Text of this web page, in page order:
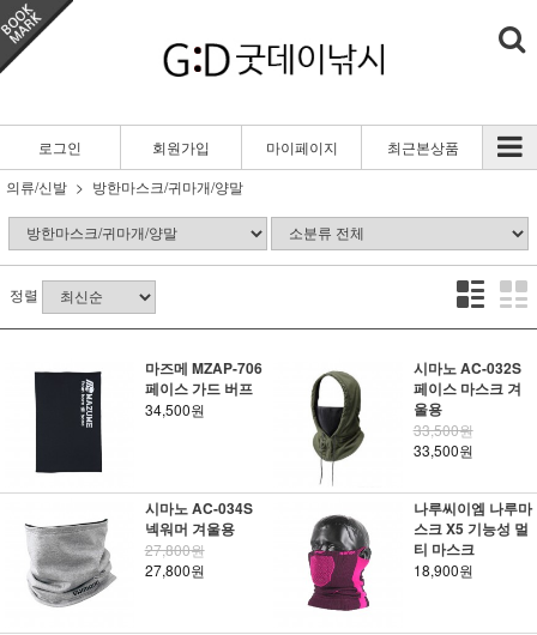
로그인 회원가입 마이페이지
최근본상품
의류/신발
방한마스크/귀마개/양말
정렬
마즈메 MZAP-706
페이스 가드 버프
34,500원
시마노 AC-032S
페이스 마스크 겨
울용
33,500원
33,500원
시마노 AC-034S
넥워머 겨울용
27,800원
27,800원
나루씨이엠 나루마
스크 X5 기능성 멀
티 마스크
18,900원